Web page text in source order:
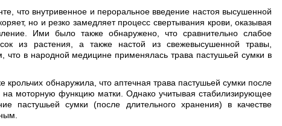
что внутривенное и пероральное введение настоя высушенной
но и резко замедляет процесс свертывания крови, оказывая
Ими было также обнаружено, что сравнительно слабое
из растения, а также настой из свежевысушенной травы,
в народной медицине применялась трава пастушьей сумки в
обнаружила, что аптечная трава пастушьей сумки после
моторную функцию матки. Однако учитывая стабилизирующее
пастушьей сумки (после длительного хранения) в качестве